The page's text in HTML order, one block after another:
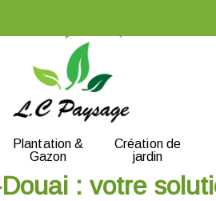
Plantation &
Gazon
Création de
jardin
: votre